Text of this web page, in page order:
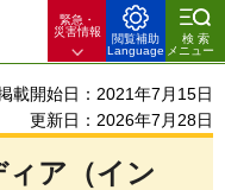
緊急・
災害情報
閲覧補助
Language
検索
メニュー
載開始日：2021年7月15日
更新日：2026年7月28日
ア（イン